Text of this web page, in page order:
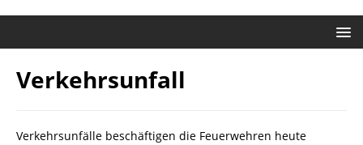
Verkehrsunfall
Verkehrsunfälle beschäftigen die Feuerwehren heute